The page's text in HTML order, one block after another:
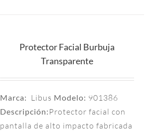
Protector Facial Burbuja
Transparente
Marca: Libus Modelo: 901386
Descripción: Protector facial con
pantalla de alto impacto fabricada